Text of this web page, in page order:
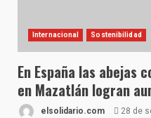
Internacional Sostenibilidad
En España las abejas
en Mazatlán logran
elsolidario.com 28 de